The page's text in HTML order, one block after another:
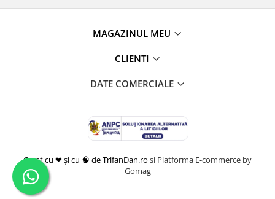
MAGAZINUL MEU
CLIENTI
DATE COMERCIALE
Creat cu ❤ și cu 🧠 de TrifanDan.ro si Platforma E-commerce by
Gomag